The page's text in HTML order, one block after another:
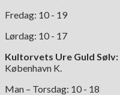
Fredag: 10 - 19
Lørdag: 10 - 17
Kultorvets Ure Guld Sølv:
København K.
Man – Torsdag: 10 - 18